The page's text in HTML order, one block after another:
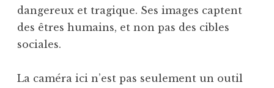
dangereux et tragique. Ses images captent
des êtres humains, et non pas des cibles
sociales.
La caméra ici n’est pas seulement un outil